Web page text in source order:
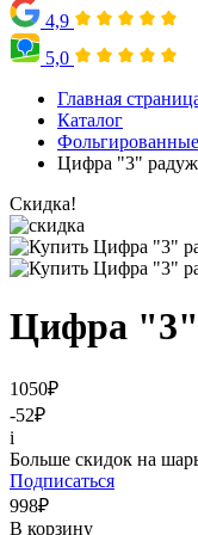
4,9
5,0
Главная
Каталог
Цифра "3"
Скидка!
Цифра "3"
1050₽
-52₽
i
Больше скидок на
Подписаться
998₽
В корзину